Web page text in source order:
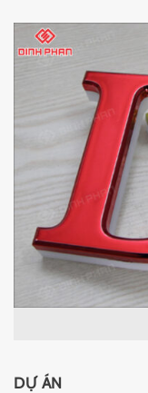
DỰ ÁN